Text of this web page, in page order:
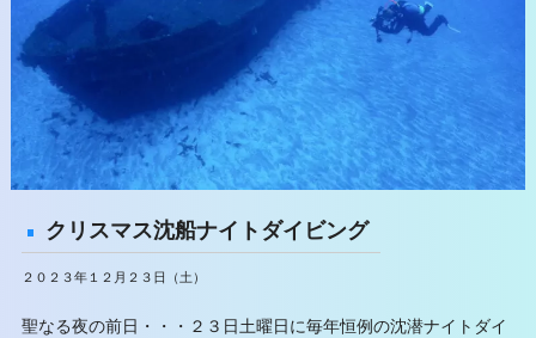
クリスマス沈船ナイトダイビング
２０２３年１２月２３日（土）
聖なる夜の前日・・・２３日土曜日に毎年恒例の沈潜ナイトダイ